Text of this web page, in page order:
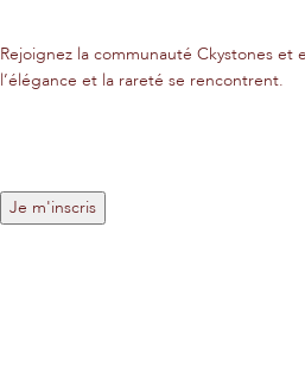
Rejoignez la communauté Ckystones et
l’élégance et la rareté se rencontrent.